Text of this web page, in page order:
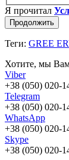
Я прочитал
Продолжить
Теги: GREE
Хотите, мы
Viber
+38 (050) 020-
Telegram
+38 (050) 020-
WhatsApp
+38 (050) 020-
Skype
+38 (050) 020-